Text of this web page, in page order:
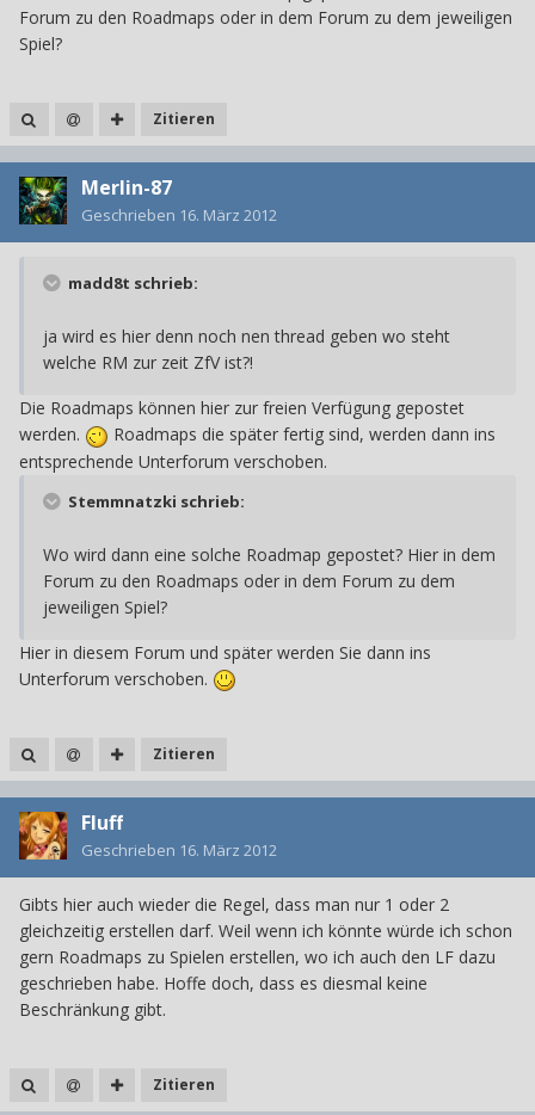
Forum zu den Roadmaps oder in dem Forum zu dem jeweiligen
Spiel?
Zitieren
Merlin-87
Geschrieben 16. März 2012
madd8t schrieb:
ja wird es hier denn noch nen thread geben wo steht
welche RM zur zeit ZfV ist?!
Die Roadmaps können hier zur freien Verfügung gepostet
werden.
Roadmaps die später fertig sind, werden dann ins
entsprechende Unterforum verschoben.
Stemmnatzki schrieb:
Wo wird dann eine solche Roadmap gepostet? Hier in dem
Forum zu den Roadmaps oder in dem Forum zu dem
jeweiligen Spiel?
Hier in diesem Forum und später werden Sie dann ins
Unterforum verschoben.
Zitieren
Fluff
Geschrieben 16. März 2012
Gibts hier auch wieder die Regel, dass man nur 1 oder 2
gleichzeitig erstellen darf. Weil wenn ich könnte würde ich schon
gern Roadmaps zu Spielen erstellen, wo ich auch den LF dazu
geschrieben habe. Hoffe doch, dass es diesmal keine
Beschränkung gibt.
Zitieren